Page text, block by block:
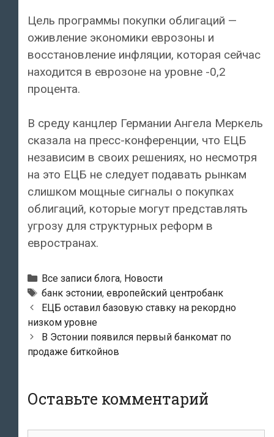
Цель программы покупки облигаций —
оживление экономики еврозоны и
восстановление инфляции, которая сейчас
находится в еврозоне на уровне -0,2
процента.
В среду канцлер Германии Ангела Меркель
сказала на пресс-конференции, что ЕЦБ
независим в своих решениях, но несмотря
на это ЕЦБ не следует подавать рынкам
слишком мощные сигналы о покупках
облигаций, которые могут представлять
угрозу для структурных реформ в
евространах.
Рубрики
Все записи блога, Новости
Тэги
банк эстонии, европейский центробанк
Навигация
по
записям
ЕЦБ оставил базовую ставку на рекордно
низком уровне
В Эстонии появился первый банкомат по
продаже биткойнов
Оставьте комментарий